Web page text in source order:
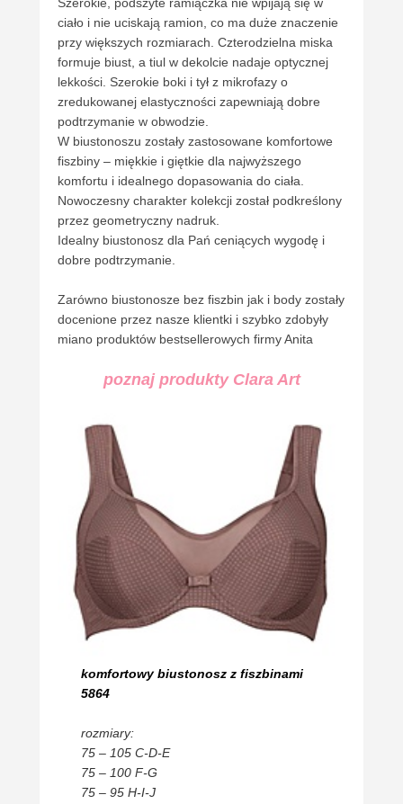
ciało i nie uciskają ramion, co ma duże znaczenie
przy większych rozmiarach. Czterodzielna miska
formuje biust, a tiul w dekolcie nadaje optycznej
lekkości. Szerokie boki i tył z mikrofazy o
zredukowanej elastyczności zapewniają dobre
podtrzymanie w obwodzie.
W biustonoszu zostały zastosowane komfortowe
fiszbiny – miękkie i giętkie dla najwyższego
komfortu i idealnego dopasowania do ciała.
Nowoczesny charakter kolekcji został podkreślony
przez geometryczny nadruk.
Idealny biustonosz dla Pań ceniących wygodę i
dobre podtrzymanie.
Zarówno biustonosze bez fiszbin jak i body zostały
docenione przez nasze klientki i szybko zdobyły
miano produktów bestsellerowych firmy Anita
poznaj produkty Clara Art
komfortowy biustonosz z fiszbinami
5864
rozmiary:
75 – 105 C-D-E
75 – 100 F-G
75 – 95 H-I-J